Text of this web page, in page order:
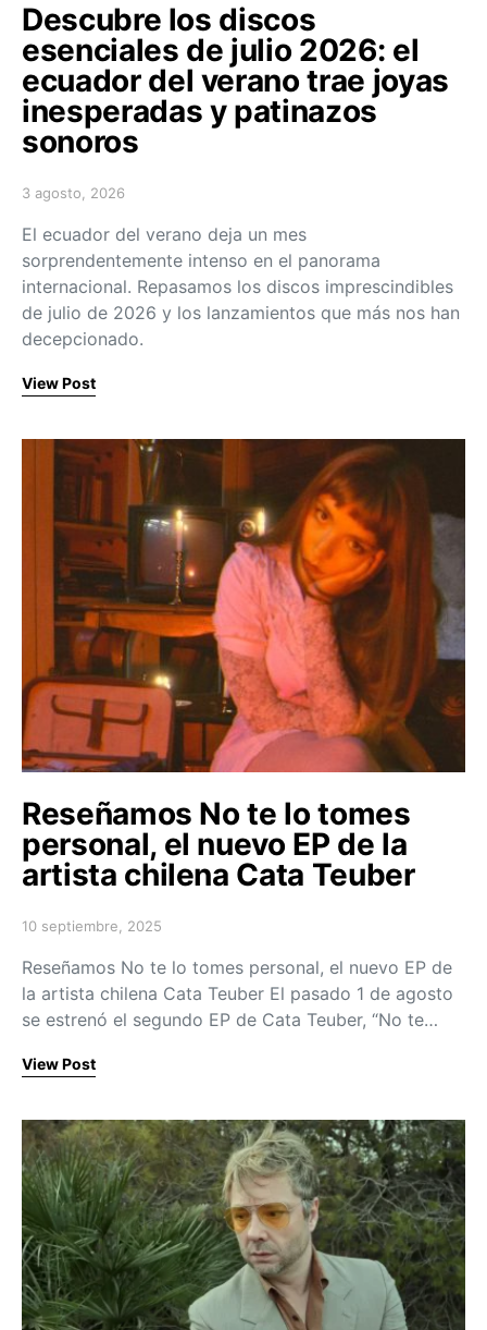
Descubre los discos
esenciales de julio 2026: el
ecuador del verano trae joyas
inesperadas y patinazos
sonoros
Posted on
3 agosto, 2026
El ecuador del verano deja un mes
sorprendentemente intenso en el panorama
internacional. Repasamos los discos imprescindibles
de julio de 2026 y los lanzamientos que más nos han
decepcionado.
View Post
Reseñamos No te lo tomes
personal, el nuevo EP de la
artista chilena Cata Teuber
Posted on
10 septiembre, 2025
Reseñamos No te lo tomes personal, el nuevo EP de
la artista chilena Cata Teuber El pasado 1 de agosto
se estrenó el segundo EP de Cata Teuber, “No te…
View Post